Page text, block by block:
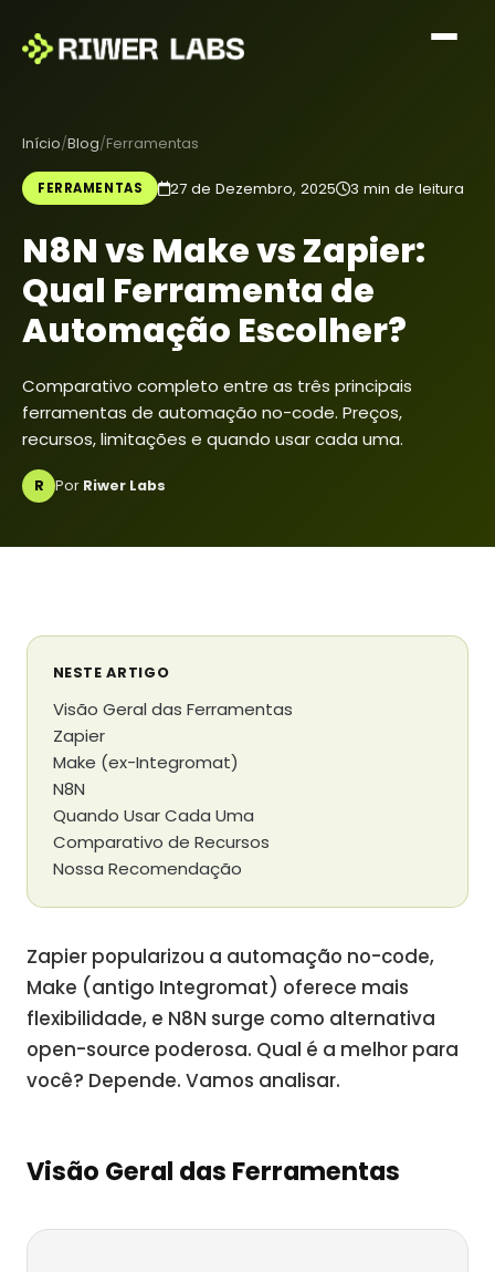
Início Blog Ferramentas
FERRAMENTAS 27 de Dezembro, 2025 3 min de leitura
N8N vs Make vs Zapier:
Qual Ferramenta de
Automação Escolher?
Comparativo completo entre as três principais
ferramentas de automação no-code. Preços,
recursos, limitações e quando usar cada uma.
R Por Riwer Labs
NESTE ARTIGO
Visão Geral das Ferramentas
Zapier
Make (ex-Integromat)
N8N
Quando Usar Cada Uma
Comparativo de Recursos
Nossa Recomendação
Zapier popularizou a automação no-code,
Make (antigo Integromat) oferece mais
flexibilidade, e N8N surge como alternativa
open-source poderosa. Qual é a melhor para
você? Depende. Vamos analisar.
Visão Geral das Ferramentas